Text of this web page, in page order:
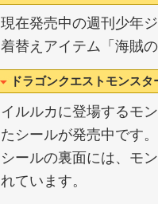
現在発売中の週刊少年
着替えアイテム「海賊
ドラゴンクエストモンス
イルルカに登場するモ
たシールが発売中です。
シールの裏面には、モ
れています。